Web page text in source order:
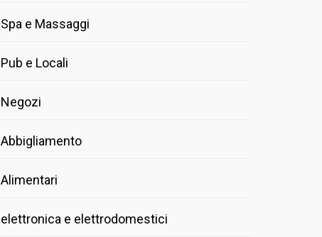
Spa e Massaggi
Pub e Locali
Negozi
Abbigliamento
Alimentari
elettronica e elettrodomestici